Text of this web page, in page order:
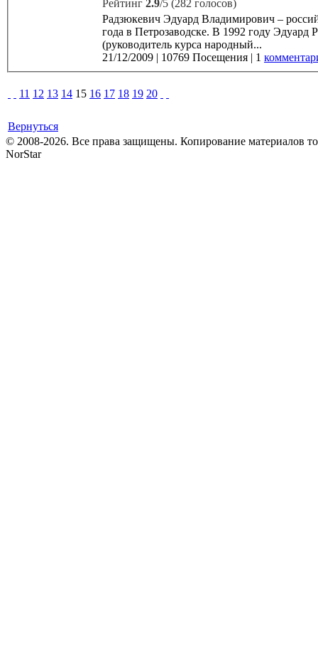
Рейтинг 2.9/5 (282 голосов)
Радзюкевич Эдуард Владимирович –
года в Петрозаводске. В 1992 году Эдуард Радзюкевич окончил высшее театральное училище им. Щукина
(руководитель курса народный...
21/12/2009 | 10769 Посещения | 1
11 12 13 14 15 16 17 18 19 20
Вернуться
© 2008-2026. Все права защищены. Копирование материалов
NorStar